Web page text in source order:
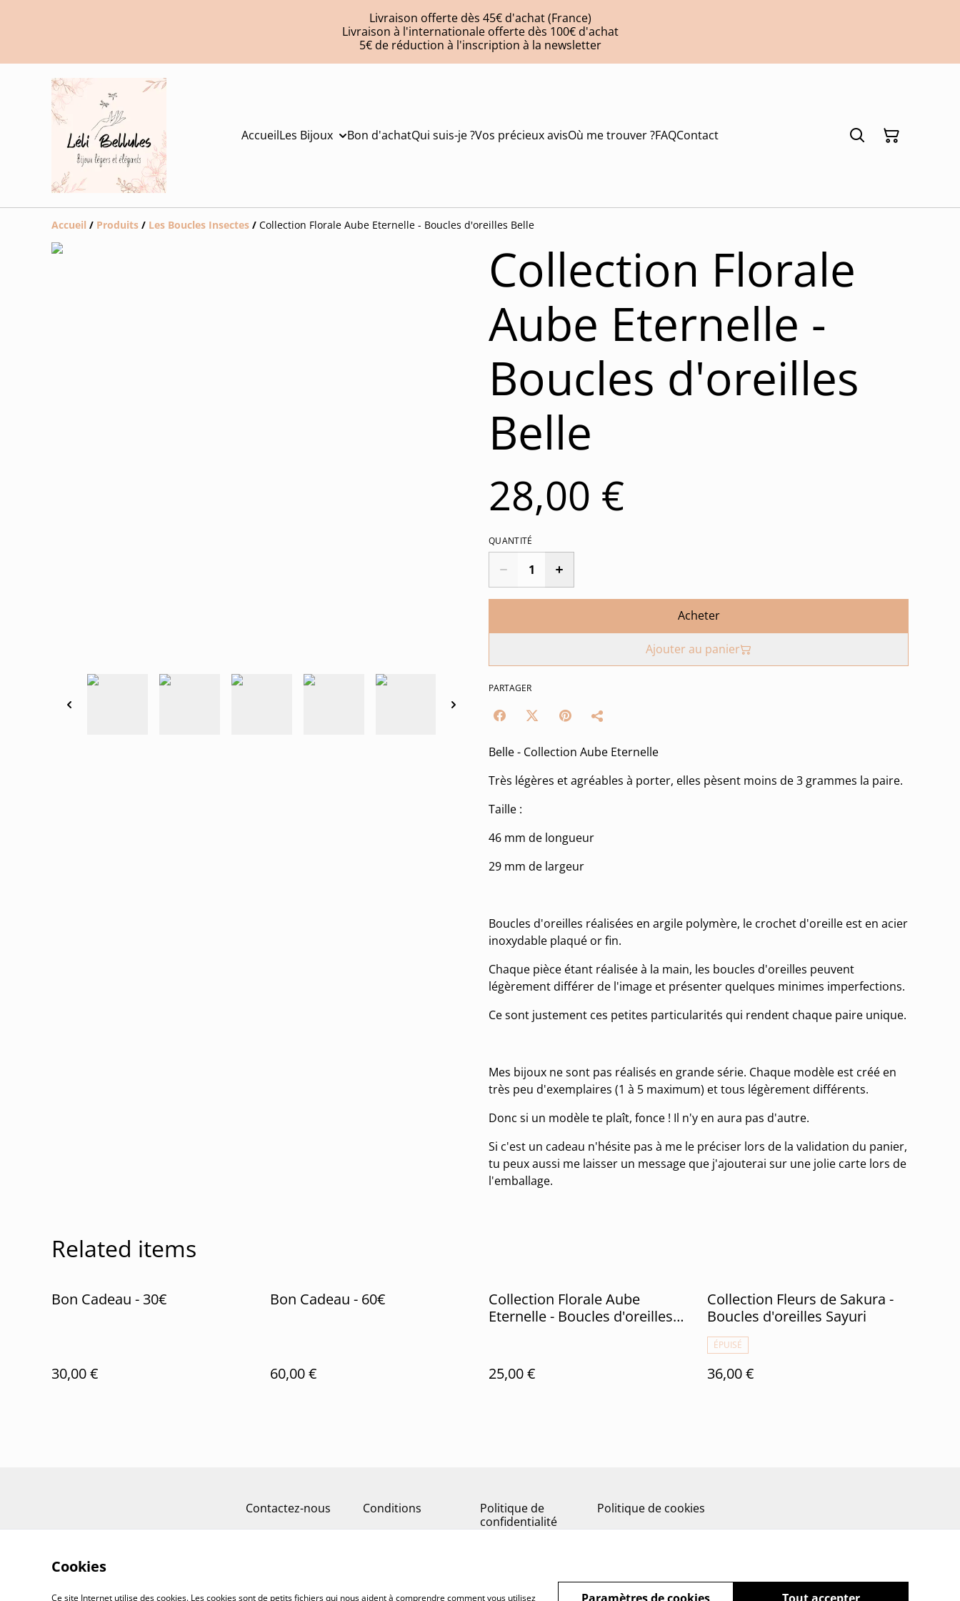
Livraison offerte dès 45€ d'achat (France)
Livraison à l'internationale offerte dès 100€ d'achat
5€ de réduction à l'inscription à la newsletter
AccueilLes Bijoux Bon d'achatQui suis-je ?Vos précieux avisOù me trouver ?FAQContact
Accueil / Produits / Les Boucles Insectes / Collection Florale Aube Eternelle - Boucles d'oreilles Belle
Collection Florale
Aube Eternelle -
Boucles d'oreilles
Belle
28,00 €
QUANTITÉ
Acheter
Ajouter au panier
PARTAGER
Belle - Collection Aube Eternelle
Très légères et agréables à porter, elles pèsent moins de 3 grammes la paire.
Taille :
46 mm de longueur
29 mm de largeur
Boucles d'oreilles réalisées en argile polymère, le crochet d'oreille est en acier
inoxydable plaqué or fin.
Chaque pièce étant réalisée à la main, les boucles d'oreilles peuvent
légèrement différer de l'image et présenter quelques minimes imperfections.
Ce sont justement ces petites particularités qui rendent chaque paire unique.
Mes bijoux ne sont pas réalisés en grande série. Chaque modèle est créé en
très peu d'exemplaires (1 à 5 maximum) et tous légèrement différents.
Donc si un modèle te plaît, fonce ! Il n'y en aura pas d'autre.
Si c'est un cadeau n'hésite pas à me le préciser lors de la validation du panier,
tu peux aussi me laisser un message que j'ajouterai sur une jolie carte lors de
l'emballage.
Related items
Bon Cadeau - 30€
30,00 €
Bon Cadeau - 60€
60,00 €
Collection Florale Aube
Eternelle - Boucles d'oreilles
25,00 €
Collection Fleurs de Sakura -
Boucles d'oreilles Sayuri
ÉPUISÉ
36,00 €
Contactez-nous Conditions
Politique de
confidentialité
Politique de cookies
Cookies
Ce site Internet utilise des cookies. Les cookies sont de petits fichiers qui nous aident à comprendre comment vous utilisez Tout accepter
Paramètres de cookies